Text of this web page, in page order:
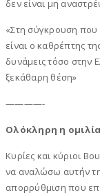
δεν είναι μη
«Στη σύγκρουση που
είναι ο καθρέπτης
δυνάμεις τόσο στην
ξεκάθαρη θέση»
————-
Ολόκληρη η
Κυρίες και κύριοι
να αναλώσω αυτήν
απορρύθμιση που